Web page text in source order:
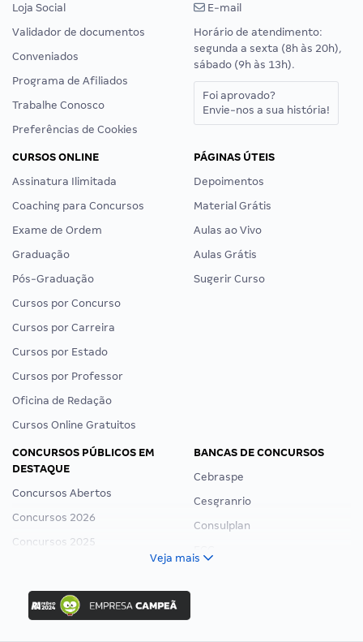
Loja Social
Validador de documentos
Conveniados
Programa de Afiliados
Trabalhe Conosco
Preferências de Cookies
E-mail
Horário de atendimento:
segunda a sexta (8h às 20h),
sábado (9h às 13h).
Foi aprovado?
Envie-nos a sua história!
CURSOS ONLINE
Assinatura Ilimitada
Coaching para Concursos
Exame de Ordem
Graduação
Pós-Graduação
Cursos por Concurso
Cursos por Carreira
Cursos por Estado
Cursos por Professor
Oficina de Redação
Cursos Online Gratuitos
PÁGINAS ÚTEIS
Depoimentos
Material Grátis
Aulas ao Vivo
Aulas Grátis
Sugerir Curso
CONCURSOS PÚBLICOS EM
DESTAQUE
Concursos Abertos
Concursos 2026
Concursos 2025
Concurso Ibama
Concurso MPU
Editais publicados
BANCAS DE CONCURSOS
Cebraspe
Cesgranrio
Consulplan
Veja mais